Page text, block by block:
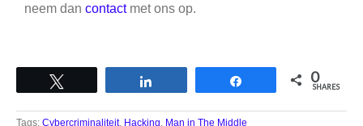
neem dan contactmet ons op.
0
SHARES
Tags: Cybercriminaliteit, Hacking Man in The Middle